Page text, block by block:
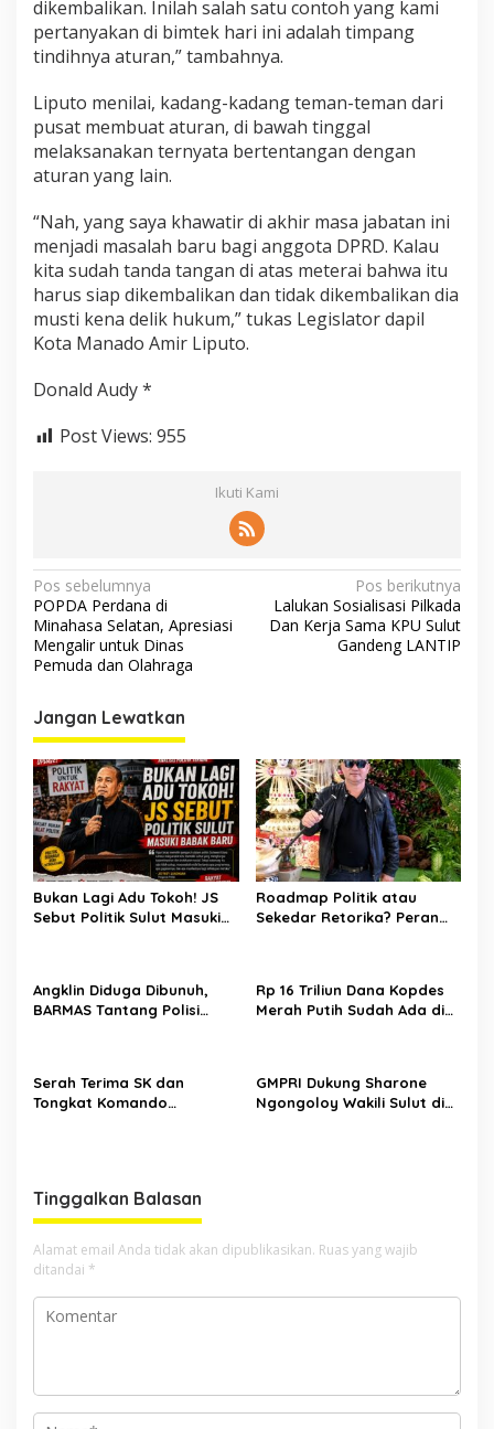
dikembalikan. Inilah salah satu contoh yang kami
pertanyakan di bimtek hari ini adalah timpang
tindihnya aturan,” tambahnya.
Liputo menilai, kadang-kadang teman-teman dari
pusat membuat aturan, di bawah tinggal
melaksanakan ternyata bertentangan dengan
aturan yang lain.
“Nah, yang saya khawatir di akhir masa jabatan ini
menjadi masalah baru bagi anggota DPRD. Kalau
kita sudah tanda tangan di atas meterai bahwa itu
harus siap dikembalikan dan tidak dikembalikan dia
musti kena delik hukum,” tukas Legislator dapil
Kota Manado Amir Liputo.
Donald Audy *
Post Views: 955
Ikuti Kami
Navigasi
pos
Pos sebelumnya
POPDA Perdana di
Minahasa Selatan, Apresiasi
Mengalir untuk Dinas
Pemuda dan Olahraga
Pos berikutnya
Lalukan Sosialisasi Pilkada
Dan Kerja Sama KPU Sulut
Gandeng LANTIP
Jangan Lewatkan
Bukan Lagi Adu Tokoh! JS
Sebut Politik Sulut Masuki
Roadmap Politik atau
Sekedar Retorika? Peran
Angklin Diduga Dibunuh,
BARMAS Tantang Polisi
Rp 16 Triliun Dana Kopdes
Merah Putih Sudah Ada di
Serah Terima SK dan
Tongkat Komando
GMPRI Dukung Sharone
Ngongoloy Wakili Sulut di
Tinggalkan Balasan
Alamat email Anda tidak akan dipublikasikan. Ruas yang wajib
ditandai *